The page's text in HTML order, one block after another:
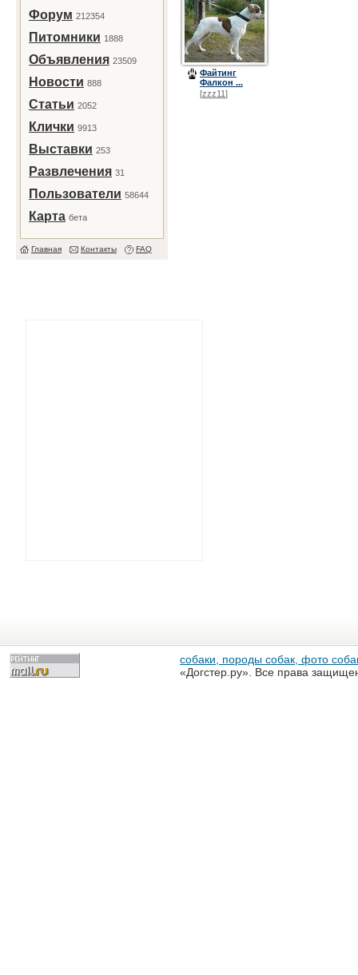
Форум 212354
Питомники 1888
Объявления 23509
Новости 888
Статьи 2052
Клички 9913
Выставки 253
Развлечения 31
Пользователи 58644
Карта бета
Главная Контакты FAQ
Файтинг
Фалкон ...
[zzz11]
собаки, породы собак, фото
«Догстер.ру». Все права